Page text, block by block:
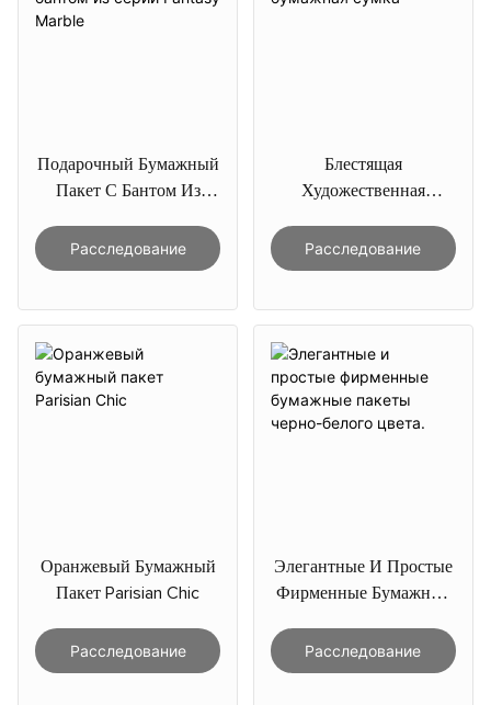
Подарочный Бумажный
Пакет С Бантом Из
Расследование
Блестящая
Художественная
Расследование
Оранжевый Бумажный
Пакет Parisian Chic
Расследование
Элегантные И Простые
Фирменные Бумажные
Цвета.
Расследование